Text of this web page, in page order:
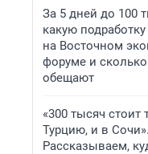
За 5 дней до 100
какую
на Восточном
форуме и сколько
обещают
«300 тысяч стоит
Турцию, и в Сочи».
Рассказываем,